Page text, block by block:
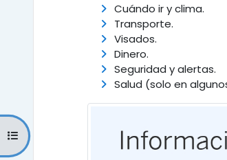
Abrir índice del curso
Cuándo ir y clima.
Transporte.
Visados.
Dinero.
Seguridad y alertas.
Salud (solo en